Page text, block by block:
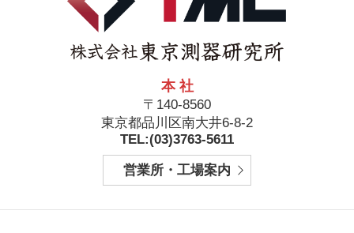
本 社
〒140-8560
東京都品川区南大井6-8-2
TEL:(03)3763-5611
営業所・工場案内